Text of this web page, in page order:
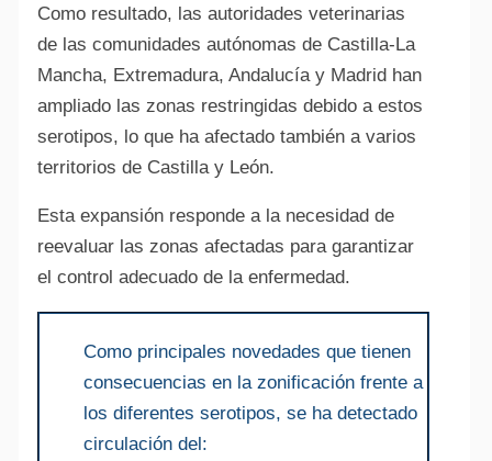
Como resultado, las autoridades veterinarias
de las comunidades autónomas de Castilla-La
Mancha, Extremadura, Andalucía y Madrid han
ampliado las zonas restringidas debido a estos
serotipos, lo que ha afectado también a varios
territorios de Castilla y León.
Esta expansión responde a la necesidad de
reevaluar las zonas afectadas para garantizar
el control adecuado de la enfermedad.
Como principales novedades que tienen
consecuencias en la zonificación frente a
los diferentes serotipos, se ha detectado
circulación del: